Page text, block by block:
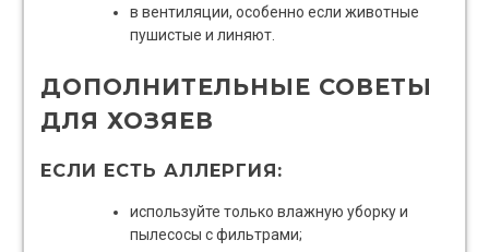
в вентиляции, особенно если животные
пушистые и линяют.
ДОПОЛНИТЕЛЬНЫЕ СОВЕТЫ
ДЛЯ ХОЗЯЕВ
ЕСЛИ ЕСТЬ АЛЛЕРГИЯ:
используйте только влажную уборку и
пылесосы с фильтрами;